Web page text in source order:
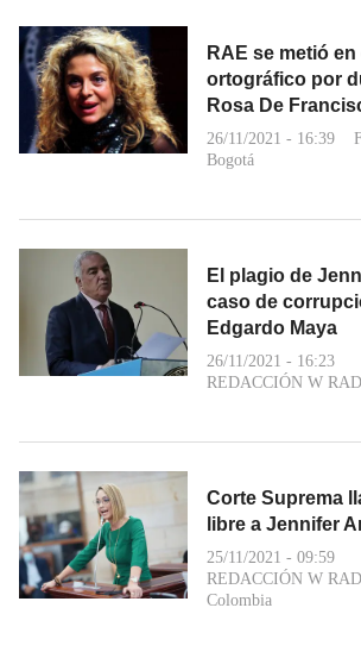
RAE se metió
ortográfico por
Rosa De
26/11/2021 - 16:39
Bogotá
El plagio de
caso de
Edgardo Maya
26/11/2021 - 16:23
REDACCIÓN W
Corte Suprema
libre a Jennifer
25/11/2021 - 09:59
REDACCIÓN W
Colombia